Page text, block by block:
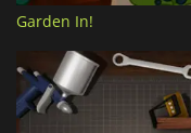
Garden In!